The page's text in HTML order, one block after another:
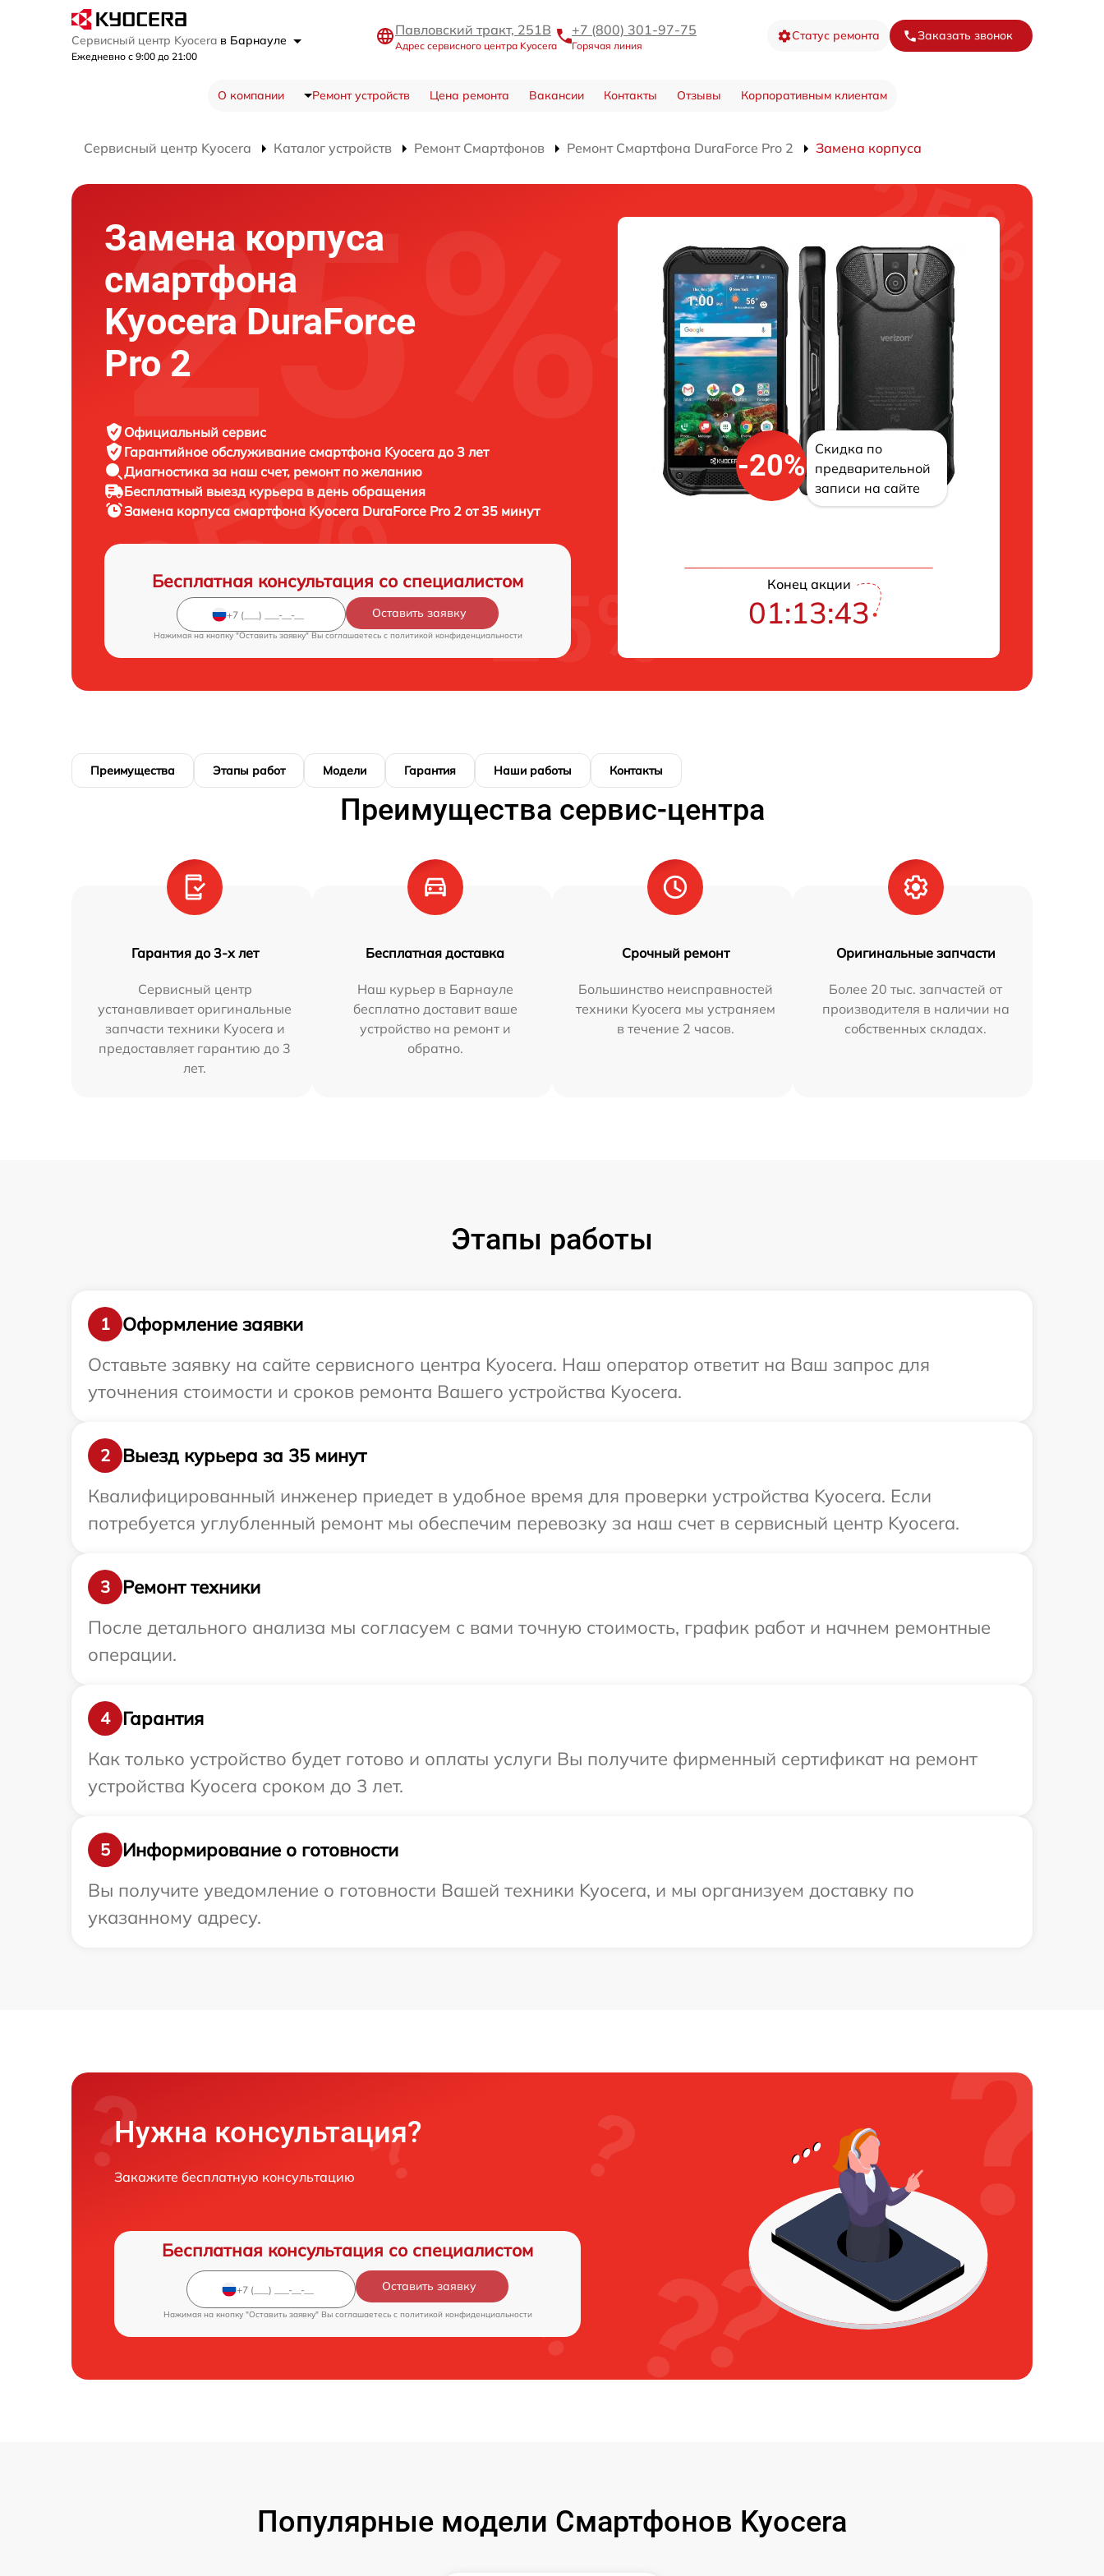
Сервисный центр Kyocera в Барнауле
Ежедневно с 9:00 до 21:00
Павловский тракт, 251В
Адрес сервисного центра Kyocera
+7 (800) 301-97-75
Горячая линия
Статус ремонта Заказать звонок
О компании Ремонт устройств Цена ремонта Вакансии Контакты Отзывы Корпоративным клиентам
Сервисный центр Kyocera Каталог устройств Ремонт Смартфонов Ремонт Смартфона DuraForce Pro 2 Замена корпуса
Замена корпуса
смартфона
Kyocera DuraForce
Pro 2
Официальный сервис
Гарантийное обслуживание смартфона Kyocera до 3 лет
Диагностика за наш счет, ремонт по желанию
Бесплатный выезд курьера в день обращения
Замена корпуса смартфона Kyocera DuraForce Pro 2 от 35 минут
Бесплатная консультация со специалистом
Оставить заявку
Нажимая на кнопку "Оставить заявку" Вы соглашаетесь c политикой конфиденциальности
-20%
Скидка по
предварительной
записи на сайте
Конец акции
01:13:42
Преимущества Этапы работ Модели Гарантия Наши работы Контакты
Преимущества сервис-центра
Гарантия до 3-х лет
Сервисный центр
устанавливает оригинальные
запчасти техники Kyocera и
предоставляет гарантию до 3
лет.
Бесплатная доставка
Наш курьер в Барнауле
бесплатно доставит ваше
устройство на ремонт и
обратно.
Срочный ремонт
Большинство неисправностей
техники Kyocera мы устраняем
в течение 2 часов.
Оригинальные запчасти
Более 20 тыс. запчастей от
производителя в наличии на
собственных складах.
Этапы работы
1
Оформление заявки
Оставьте заявку на сайте сервисного центра Kyocera. Наш оператор ответит на Ваш запрос для
уточнения стоимости и сроков ремонта Вашего устройства Kyocera.
2
Выезд курьера за 35 минут
Квалифицированный инженер приедет в удобное время для проверки устройства Kyocera. Если
потребуется углубленный ремонт мы обеспечим перевозку за наш счет в сервисный центр Kyocera.
3
Ремонт техники
После детального анализа мы согласуем с вами точную стоимость, график работ и начнем ремонтные
операции.
4
Гарантия
Как только устройство будет готово и оплаты услуги Вы получите фирменный сертификат на ремонт
устройства Kyocera сроком до 3 лет.
5
Информирование о готовности
Вы получите уведомление о готовности Вашей техники Kyocera, и мы организуем доставку по
указанному адресу.
Нужна консультация?
Закажите бесплатную консультацию
Бесплатная консультация со специалистом
Оставить заявку
Нажимая на кнопку "Оставить заявку" Вы соглашаетесь c политикой конфиденциальности
Популярные модели Смартфонов Kyocera